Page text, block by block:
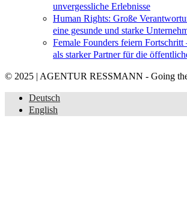
unvergessliche Erlebnisse
Human Rights: Große
eine gesunde und starke
Female Founders feiern
als starker Partner für die
© 2025 | AGENTUR RESSMANN - Going
Deutsch
English